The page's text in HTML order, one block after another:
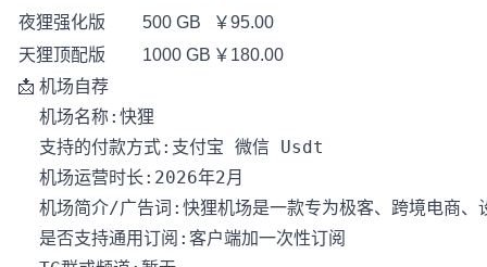
夜狸强化版
500 GB
￥95.00
天狸顶配版
1000 GB ￥180.00
📩 机场自荐
  机场名称:快狸
  支持的付款方式:支付宝 微信 Usdt
  机场运营时长:2026年2月
机场简介/广告词:快狸机场是一款专为极客、跨境电商
  是否支持通用订阅:客户端加一次性订阅